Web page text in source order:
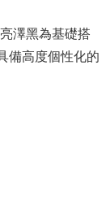
澤黑為基礎搭
備高度個性化的